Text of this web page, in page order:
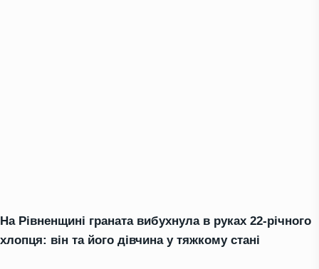
На Рівненщині граната вибухнула в руках 22-річного
хлопця: він та його дівчина у тяжкому стані